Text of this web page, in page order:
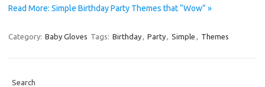
Read More: Simple Birthday Party Themes that “Wow” »
Category: Baby Gloves Tags: Birthday, Party, Simple , Themes
Search